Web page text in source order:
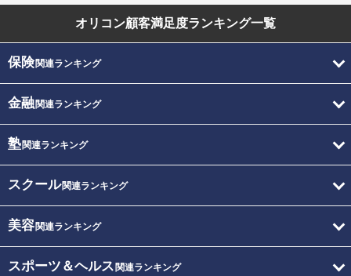
オリコン顧客満足度ランキング一覧
保険関連ランキング
金融関連ランキング
塾関連ランキング
スクール関連ランキング
美容関連ランキング
スポーツ＆ヘルス 関連ランキング